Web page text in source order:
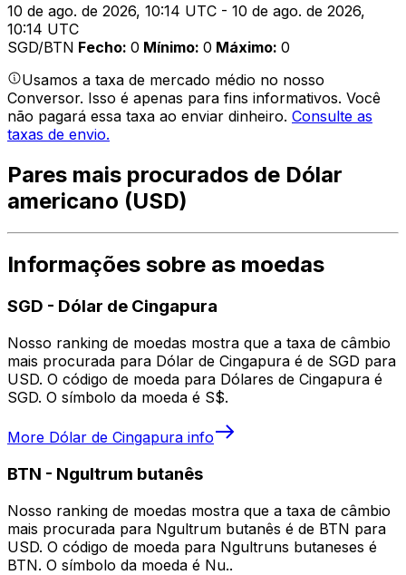
10 de ago. de 2026, 10:14 UTC - 10 de ago. de 2026,
10:14 UTC
SGD/BTN Fecho: 0 Mínimo: 0 Máximo: 0
Usamos a taxa de mercado médio no nosso
Conversor. Isso é apenas para fins informativos. Você
não pagará essa taxa ao enviar dinheiro. Consulte as
taxas de envio.
Pares mais procurados de Dólar
americano (USD)
Informações sobre as moedas
SGD - Dólar de Cingapura
Nosso ranking de moedas mostra que a taxa de câmbio
mais procurada para Dólar de Cingapura é de SGD para
USD. O código de moeda para Dólares de Cingapura é
SGD. O símbolo da moeda é S$.
More Dólar de Cingapura info
BTN - Ngultrum butanês
Nosso ranking de moedas mostra que a taxa de câmbio
mais procurada para Ngultrum butanês é de BTN para
USD. O código de moeda para Ngultruns butaneses é
BTN. O símbolo da moeda é Nu..